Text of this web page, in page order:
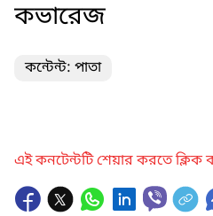
কভারেজ
কন্টেন্ট: পাতা
এই কনটেন্টটি শেয়ার করতে